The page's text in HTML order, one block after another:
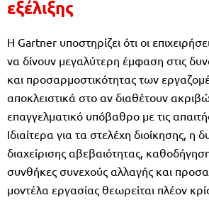
εξέλιξης
Η Gartner υποστηρίζει ότι οι
να δίνουν μεγαλύτερη έμφαση στις
και προσαρμοστικότητας των
αποκλειστικά στο αν διαθέτουν
επαγγελματικό υπόβαθρο με τις
Ιδιαίτερα για τα στελέχη διοίκησης, η
διαχείρισης αβεβαιότητας,
συνθήκες συνεχούς αλλαγής και
μοντέλα εργασίας θεωρείται πλέον